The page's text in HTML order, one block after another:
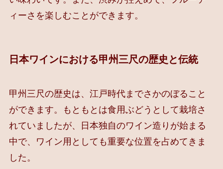
ィーさを楽しむことができます。
日本ワインにおける甲州三尺の歴史と伝統
甲州三尺の歴史は、江戸時代までさかのぼること
ができます。もともとは食用ぶどうとして栽培さ
れていましたが、日本独自のワイン造りが始まる
中で、ワイン用としても重要な位置を占めてきま
した。